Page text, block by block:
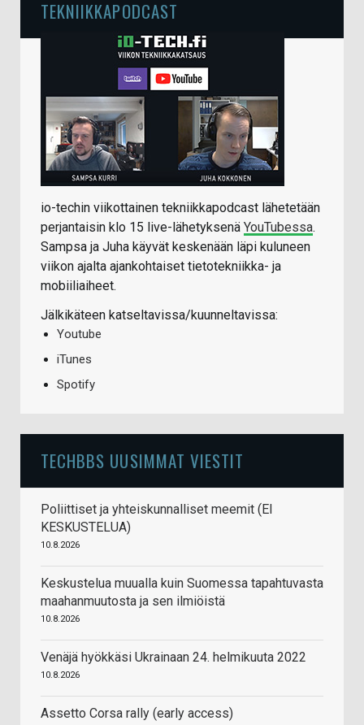
TEKNIIKKAPODCAST
io-techin viikottainen tekniikkapodcast lähetetään
perjantaisin klo 15 live-lähetyksenä YouTubessa.
Sampsa ja Juha käyvät keskenään läpi kuluneen
viikon ajalta ajankohtaiset tietotekniikka- ja
mobiiliaiheet.
Jälkikäteen katseltavissa/kuunneltavissa:
Youtube
iTunes
Spotify
TECHBBS UUSIMMAT VIESTIT
Poliittiset ja yhteiskunnalliset meemit (EI
KESKUSTELUA)
10.8.2026
Keskustelua muualla kuin Suomessa tapahtuvasta
maahanmuutosta ja sen ilmiöistä
10.8.2026
Venäjä hyökkäsi Ukrainaan 24. helmikuuta 2022
10.8.2026
Assetto Corsa rally (early access)